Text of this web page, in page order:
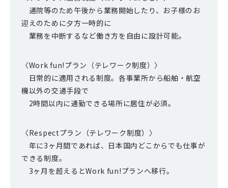
通院等のため午後から業務開始したり、お子様のお
迎えのために夕方一時的に
業務を中断するなど働き方を自由に設計可能。
〈Work fun!プラン（テレワーク制度）〉
日常的に適用される制度。各事業所から船舶・航空
機以外の交通手段で
2時間以内に通勤できる場所に居住が必須。
〈Respectプラン（テレワーク制度）〉
年に3ヶ月間であれば、日本国内どこからでも仕事が
できる制度。
3ヶ月を超えるとWork fun!プランへ移行。